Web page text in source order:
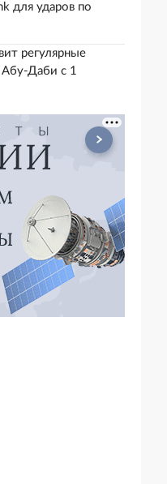
для ударов по
регулярные
Даби с 1